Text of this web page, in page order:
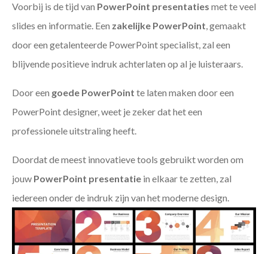
Voorbij is de tijd van PowerPoint presentaties met te veel
slides en informatie. Een zakelijke PowerPoint, gemaakt
door een getalenteerde PowerPoint specialist, zal een
blijvende positieve indruk achterlaten op al je luisteraars.
Door een goede PowerPoint te laten maken door een
PowerPoint designer, weet je zeker dat het een
professionele uitstraling heeft.
Doordat de meest innovatieve tools gebruikt worden om
jouw PowerPoint presentatie in elkaar te zetten, zal
iedereen onder de indruk zijn van het moderne design.